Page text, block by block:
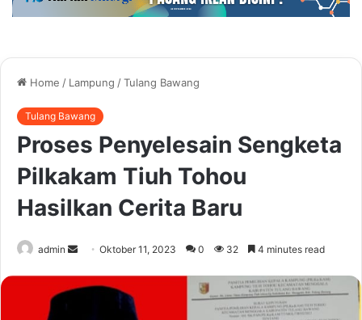
Home / Lampung /Tulang Bawang
Tulang Bawang
Proses Penyelesain Sengketa
Pilkakam Tiuh Tohou
Hasilkan Cerita Baru
admin
Send
email
Oktober 11, 2023 0 32 4 minutes read